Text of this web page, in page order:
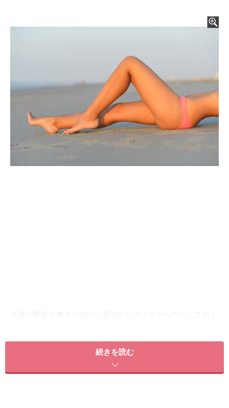
って気安く出せる話題でもない……そこで今回はさまざま
続きを読む